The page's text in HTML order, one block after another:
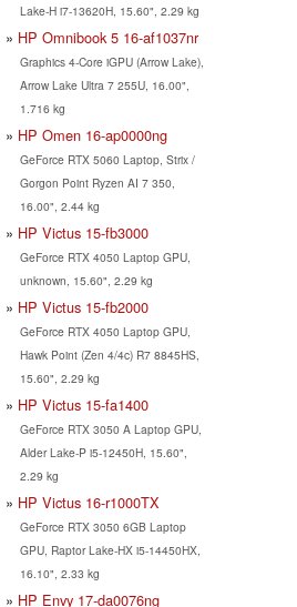
Lake-H i7-13620H, 15.60", 2.29 kg
HP Omnibook 5 16-af1037nr
Graphics 4-Core iGPU (Arrow Lake),
Arrow Lake Ultra 7 255U, 16.00",
1.716 kg
HP Omen 16-ap0000ng
GeForce RTX 5060 Laptop, Strix /
Gorgon Point Ryzen AI 7 350,
16.00", 2.44 kg
HP Victus 15-fb3000
GeForce RTX 4050 Laptop GPU,
unknown, 15.60", 2.29 kg
HP Victus 15-fb2000
GeForce RTX 4050 Laptop GPU,
Hawk Point (Zen 4/4c) R7 8845HS,
15.60", 2.29 kg
HP Victus 15-fa1400
GeForce RTX 3050 A Laptop GPU,
Alder Lake-P i5-12450H, 15.60",
2.29 kg
HP Victus 16-r1000TX
GeForce RTX 3050 6GB Laptop
GPU, Raptor Lake-HX i5-14450HX,
16.10", 2.33 kg
HP Envy 17-da0076ng